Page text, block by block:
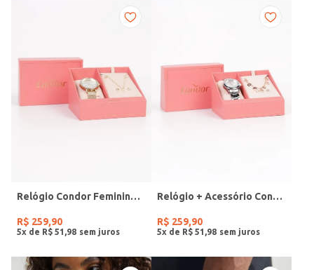
Relógio Condor Feminino DOURADO
R$ 259,90
5x de R$ 51 98
Relógio + Acessório Condor Feminino PRATA
R$ 259,90
5x de R$ 51 98